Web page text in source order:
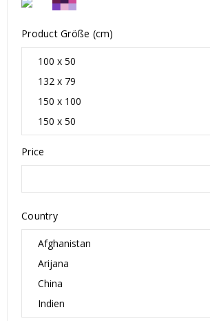
Product Größe (cm)
Price
Country